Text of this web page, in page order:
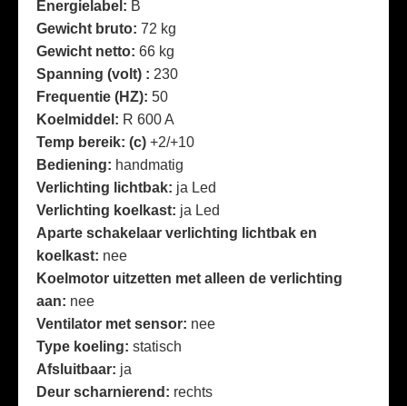
Energielabel: B
Gewicht bruto: 72 kg
Gewicht netto: 66 kg
Spanning (volt) : 230
Frequentie (HZ): 50
Koelmiddel: R 600 A
Temp bereik: (c) +2/+10
Bediening: handmatig
Verlichting lichtbak: ja Led
Verlichting koelkast: ja Led
Aparte schakelaar verlichting lichtbak en
koelkast: nee
Koelmotor uitzetten met alleen de verlichting
aan: nee
Ventilator met sensor: nee
Type koeling: statisch
Afsluitbaar: ja
Deur scharnierend: rechts